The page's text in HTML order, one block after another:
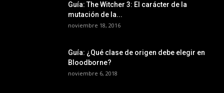
Guía: The Witcher 3: El carácter de la
mutación de la...
noviembre 18, 2016
Guía: ¿Qué clase de origen debe elegir en
Bloodborne?
noviembre 6, 2018